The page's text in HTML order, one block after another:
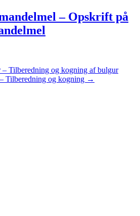
– Opskrift på
– Tilberedning og kogning af bulgur
Tilberedning og kogning →